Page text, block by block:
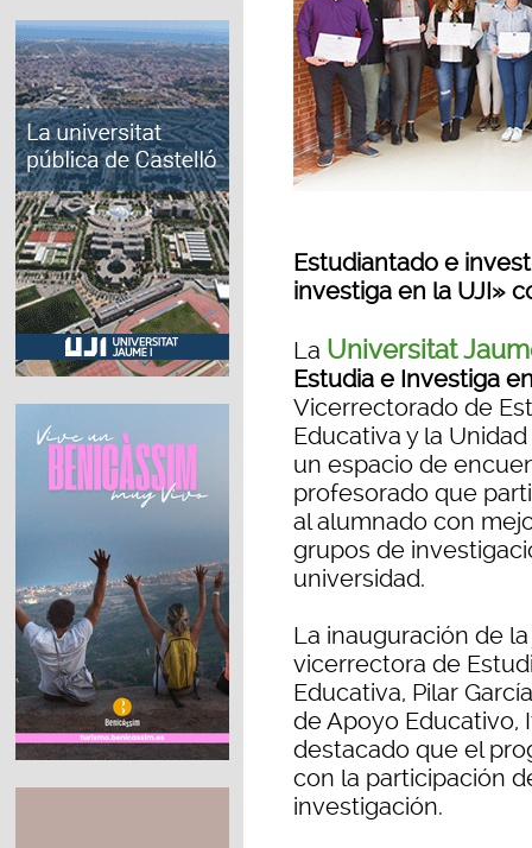
Estudiantado e
investiga en la UJI»
La Universitat
Estudia e Investiga
Vicerrectorado de
Educativa y la
un espacio de
profesorado que
al alumnado con
grupos de
universidad.
La inauguración de
vicerrectora de
Educativa, Pilar
de Apoyo Educativo,
destacado que el
con la participación
investigación.